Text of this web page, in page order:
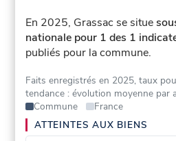
En 2025, Grassac se situe
nationale pour 1 des 1
publiés pour la commune.
Faits enregistrés en 2025, taux
tendance : évolution moyenne par
Commune
France
ATTEINTES AUX BIENS